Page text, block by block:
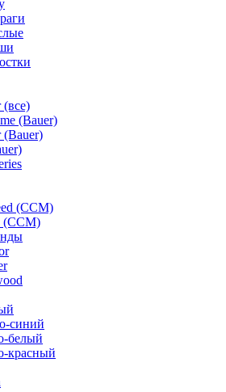
(все)
(Bauer)
(Bauer)
(CCM)
(CCM)
синий
белый
красный